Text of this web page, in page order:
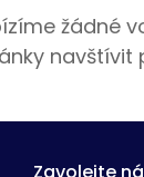
žádné
navštívit